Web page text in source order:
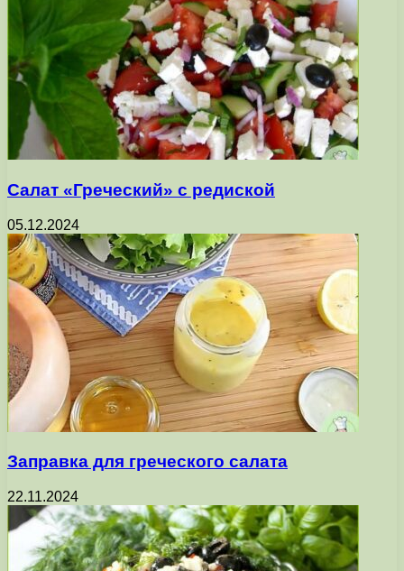
Салат «Греческий» с редиской
05.12.2024
Заправка для греческого салата
22.11.2024